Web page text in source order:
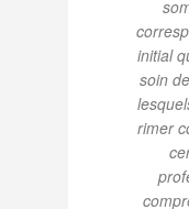
initial
soin
rimer